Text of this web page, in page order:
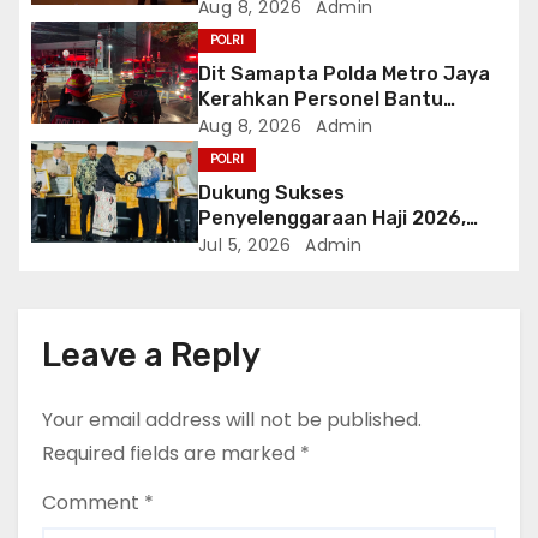
i
o
n
Bapenda DKI
Aug 8, 2026 Admin
POLRI
Dit Samapta Polda Metro Jaya
Kerahkan Personel Bantu
Tangani Kebakaran Gedung
Bapenda
Aug 8, 2026 Admin
POLRI
Dukung Sukses
Penyelenggaraan Haji 2026,
Polri Terima Penghargaan dari
Jul 5, 2026 Admin
Leave a Reply
Your email address will not be published.
Required fields are marked *
Comment *